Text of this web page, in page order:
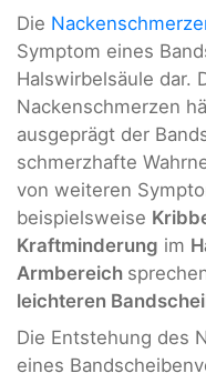
Die
Symptom eines
Halswirbelsäule dar.
Nackenschmerzen
ausgeprägt der
schmerzhafte
von weiteren
beispielsweise
Kraftminderung im
Armbereich
leichteren
Die Entstehung des
eines